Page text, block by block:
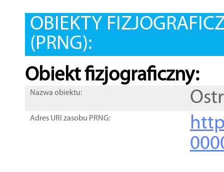
OBIEKTY
(PRNG):
Obiekt fizjograficzny:
Nazwa obiektu:
Adres URI zasobu PRNG: